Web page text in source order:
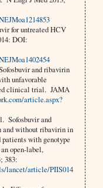
for untreated HCV
DOI:
and ribavirin
unfavorable
clinical trial. JAMA
article.aspx?
Sofosbuvir and
and without ribavirin in
with genotype
open-label,
383:
lancet/article/PIIS014